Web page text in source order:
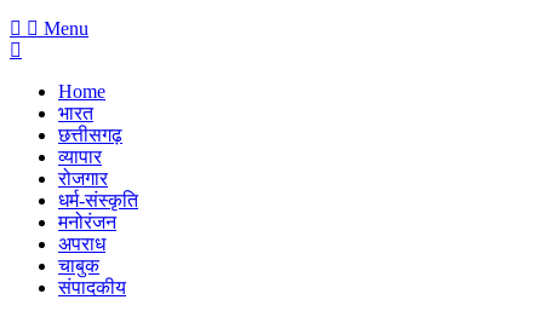
Menu
Home
भारत
छत्तीसगढ़
व्यापार
रोजगार
धर्म-संस्कृति
मनोरंजन
अपराध
चाबुक
संपादकीय